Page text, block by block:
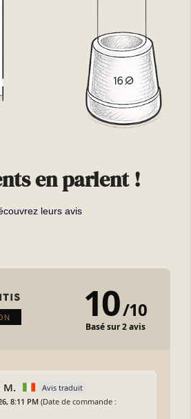
en parlent !
leurs avis
10/10
Basé sur 2 avis
M.
Avis traduit
8:11 PM (Date de commande :